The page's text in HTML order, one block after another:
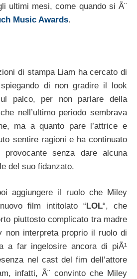
ultimi mesi, come quando si Ã¨
Music Awards.
di stampa Liam ha cercato di
di non gradire il look
palco, per non parlare della
nell’ultimo periodo sembrava
ma a quanto pare l’attrice e
sentire ragioni e ha continuato
senza dare alcuna
del suo fidanzato.
aggiungere il ruolo che Miley
film intitolato “ LOL“, che
piuttosto complicato tra madre
non interpreta proprio il ruolo di
a far ingelosire ancora di piÃ¹
nel cast del fim dell’attore
infatti, Ã¨ convinto che Miley